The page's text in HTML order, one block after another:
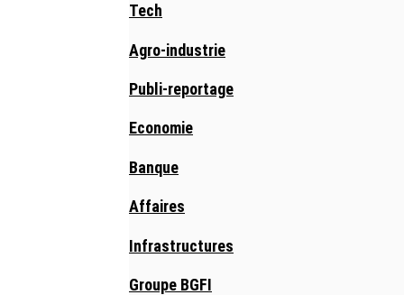
Tech
Agro-industrie
Publi-reportage
Economie
Banque
Affaires
Infrastructures
Groupe BGFI